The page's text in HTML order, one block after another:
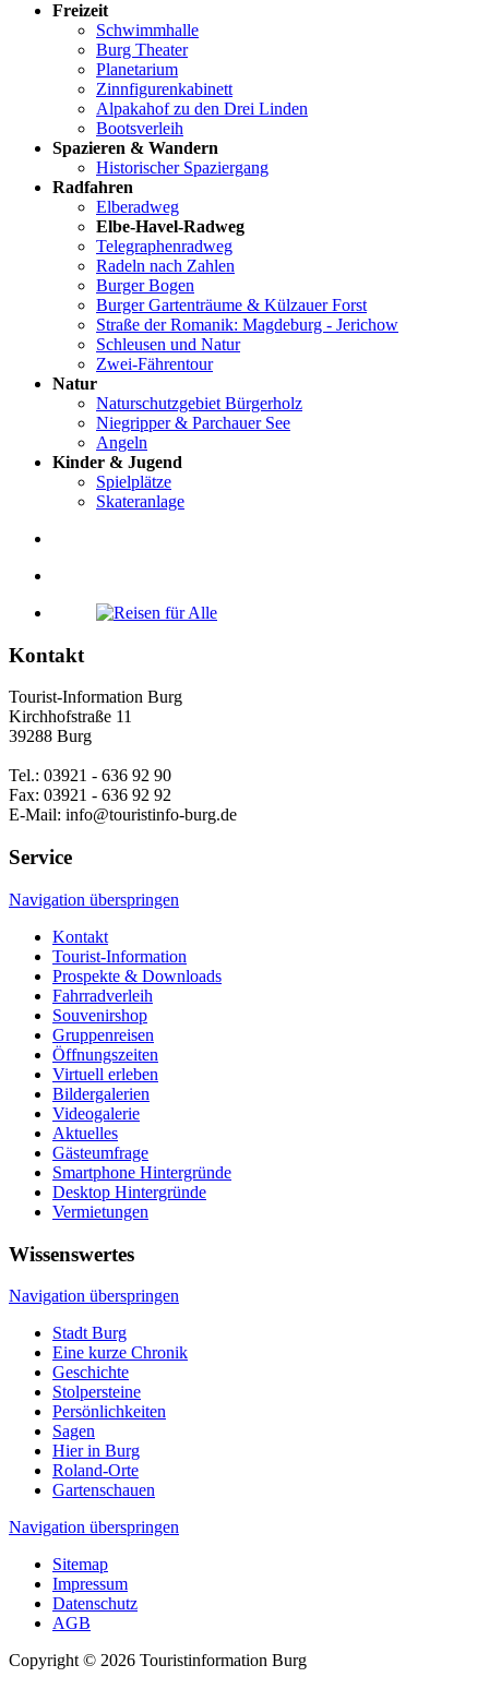
Freizeit
Schwimmhalle
Burg Theater
Planetarium
Zinnfigurenkabinett
Alpakahof zu den Drei Linden
Bootsverleih
Spazieren & Wandern
Historischer Spaziergang
Radfahren
Elberadweg
Elbe-Havel-Radweg
Telegraphenradweg
Radeln nach Zahlen
Burger Bogen
Burger Gartenträume & Külzauer Forst
Straße der Romanik: Magdeburg - Jerichow
Schleusen und Natur
Zwei-Fährentour
Natur
Naturschutzgebiet Bürgerholz
Niegripper & Parchauer See
Angeln
Kinder & Jugend
Spielplätze
Skateranlage
Kontakt
Tourist-Information Burg
Kirchhofstraße 11
39288 Burg
Tel.: 03921 - 636 92 90
Fax: 03921 - 636 92 92
E-Mail: info@touristinfo-burg.de
Service
Navigation überspringen
Kontakt
Tourist-Information
Prospekte & Downloads
Fahrradverleih
Souvenirshop
Gruppenreisen
Öffnungszeiten
Virtuell erleben
Bildergalerien
Videogalerie
Aktuelles
Gästeumfrage
Smartphone Hintergründe
Desktop Hintergründe
Vermietungen
Wissenswertes
Navigation überspringen
Stadt Burg
Eine kurze Chronik
Geschichte
Stolpersteine
Persönlichkeiten
Sagen
Hier in Burg
Roland-Orte
Gartenschauen
Navigation überspringen
Sitemap
Impressum
Datenschutz
AGB
Copyright © 2026 Touristinformation Burg